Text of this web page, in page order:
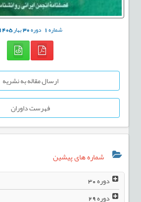
شماره1 دوره30بهار1405
ارسال مقاله به نشریه
فهرست داوران
شماره های پیشین
دوره30
دوره29